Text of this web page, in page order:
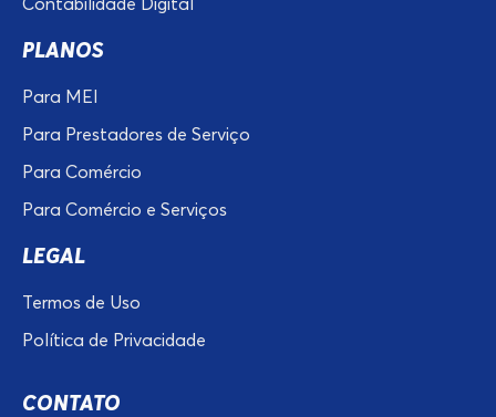
PLANOS
Para MEI
Para Prestadores de Serviço
Para Comércio
Para Comércio e Serviços
LEGAL
Termos de Uso
Política de Privacidade
CONTATO